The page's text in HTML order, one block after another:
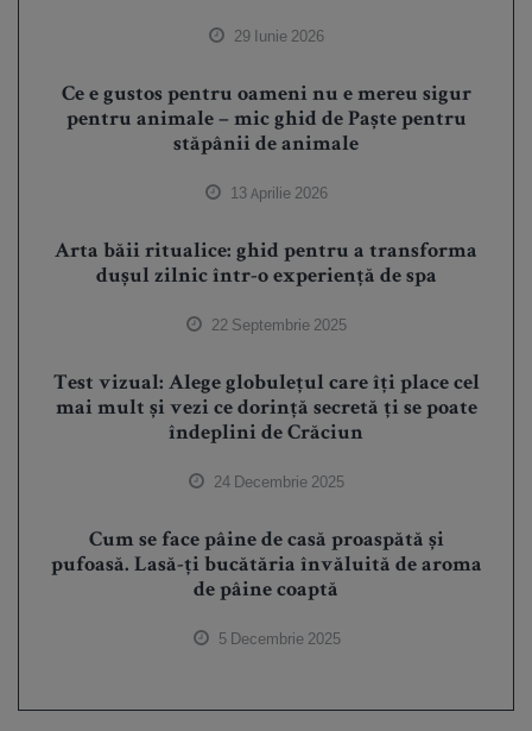
29 Iunie 2026
Ce e gustos pentru oameni nu e mereu sigur
pentru animale – mic ghid de Paște pentru
stăpânii de animale
13 Aprilie 2026
Arta băii ritualice: ghid pentru a transforma
dușul zilnic într-o experiență de spa
22 Septembrie 2025
Test vizual: Alege globulețul care îți place cel
mai mult și vezi ce dorință secretă ți se poate
îndeplini de Crăciun
24 Decembrie 2025
Cum se face pâine de casă proaspătă și
pufoasă. Lasă-ți bucătăria învăluită de aroma
de pâine coaptă
5 Decembrie 2025